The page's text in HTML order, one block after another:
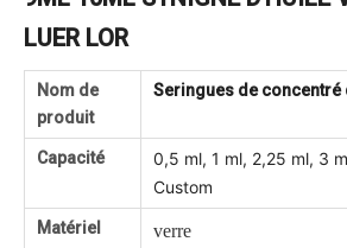
LUER LOR
Nom de
produit
Seringues de concentré
Capacité
0,5 ml, 1 ml, 2,25 ml, 3
Custom
Matériel verre